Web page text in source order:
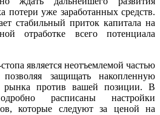
потери уже заработанных средств.
стабильный приток капитала на
отработке всего потенциала
является неотъемлемой частью
защищать накопленную
рынка против вашей позиции. В
расписаны настройки
которые следуют за ценой на